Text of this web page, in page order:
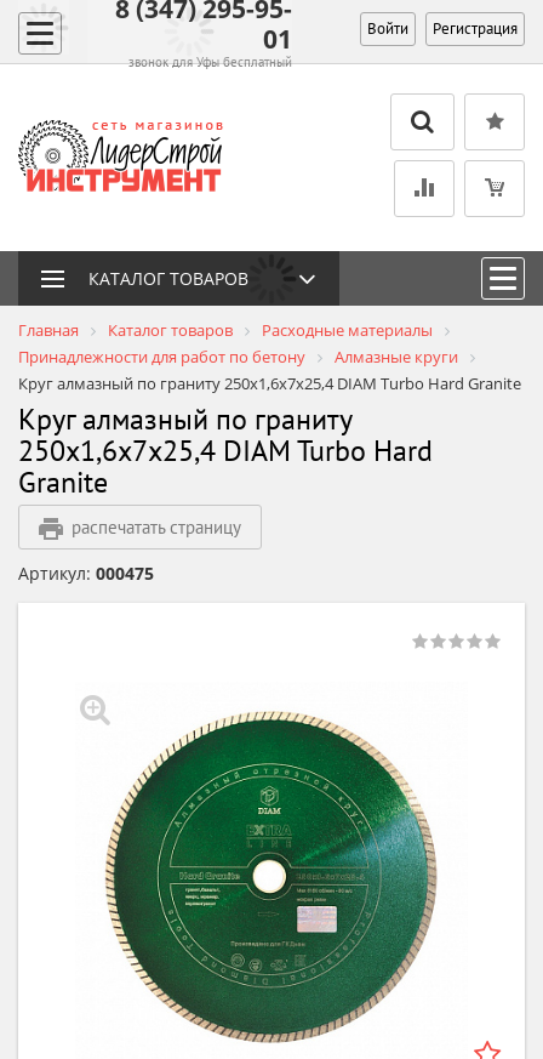
8 (347) 295-95-
01
звонок для Уфы бесплатный
Войти Регистрация
КАТАЛОГ ТОВАРОВ
Главная Каталог товаров
Расходные материалы
Принадлежности для работ по бетону
Алмазные круги
Круг алмазный по граниту 250x1,6x7x25,4 DIAM Turbo Hard Granite
Круг алмазный по граниту
250x1,6x7x25,4 DIAM Turbo Hard
Granite
распечатать страницу
Артикул: 000475